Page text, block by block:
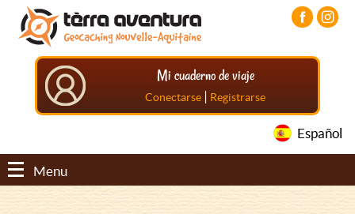
Pasar
contenido
principal
Pasar
menú
principal
Pasar
principal
Mi cuaderno de viaje
Conectarse | Registrarse
Español
Menu